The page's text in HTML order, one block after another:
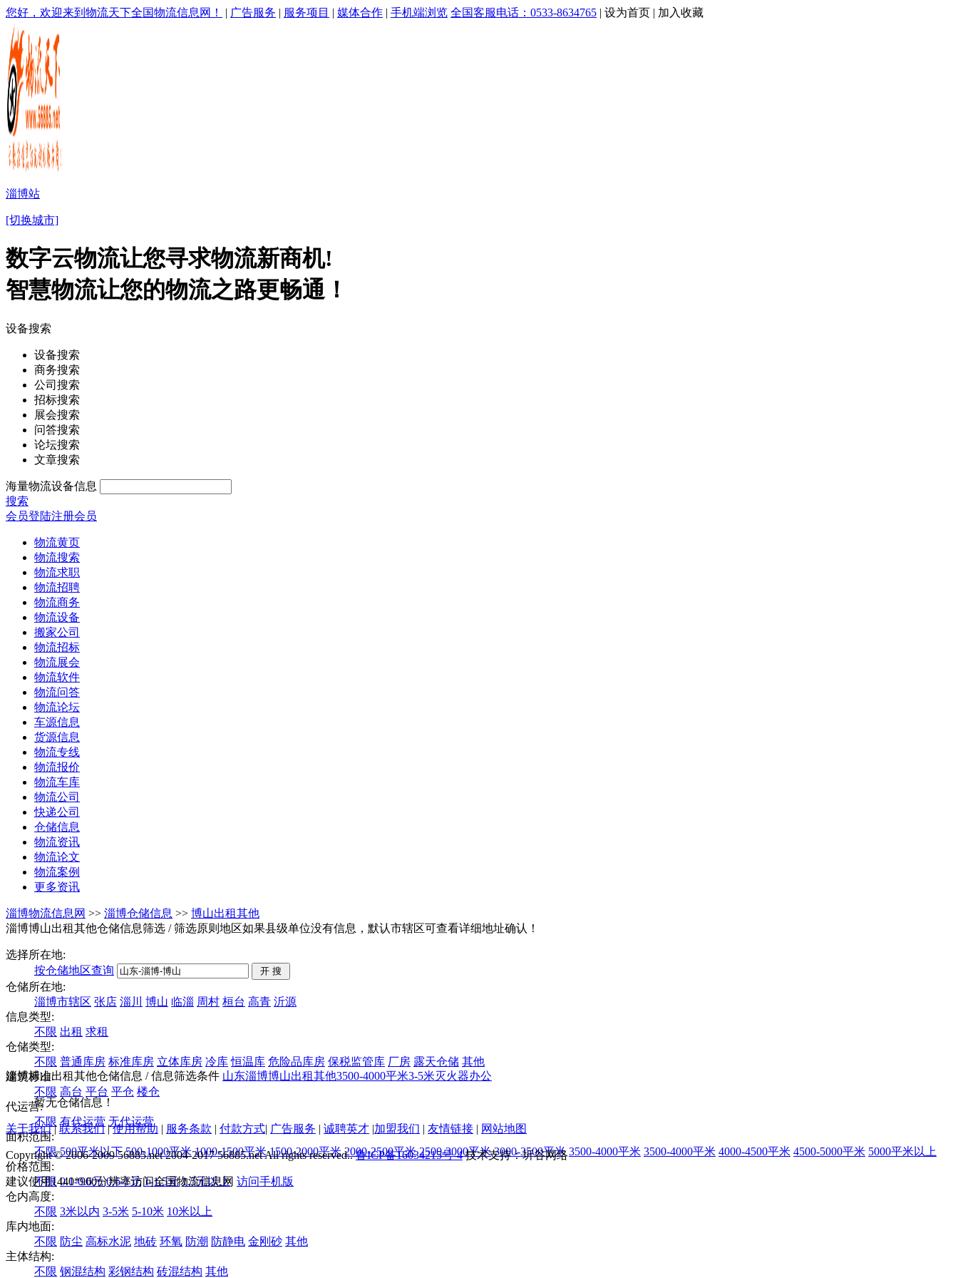
您好，欢迎来到物流天下全国物流信息网！ | 广告服务 | 服务项目 | 媒体合作 | 手机端浏览 全国客服电话：0533-8634765 | 设为首页 | 加入收藏
淄博站
[切换城市]
数字云物流让您寻求物流新商机!
智慧物流让您的物流之路更畅通！
设备搜索
设备搜索
商务搜索
公司搜索
招标搜索
展会搜索
问答搜索
论坛搜索
文章搜索
海量物流设备信息
搜索
会员登陆注册会员
物流黄页
物流搜索
物流求职
物流招聘
物流商务
物流设备
搬家公司
物流招标
物流展会
物流软件
物流问答
物流论坛
车源信息
货源信息
物流专线
物流报价
物流车库
物流公司
快递公司
仓储信息
物流资讯
物流论文
物流案例
更多资讯
淄博物流信息网 >> 淄博仓储信息 >> 博山出租其他
淄博博山出租其他仓储信息筛选 / 筛选原则地区如果县级单位没有信息，默认市辖区可查看详细地址确认！
选择所在地:
按仓储地区查询
仓储所在地:
淄博市辖区 张店 淄川 博山 临淄 周村 桓台 高青 沂源
信息类型:
不限 出租 求租
仓储类型:
不限 普通库房 标准库房 立体库房 冷库 恒温库 危险品库房 保税监管库 厂房 露天仓储 其他
建筑标准:
不限 高台 平台 平仓 楼仓
代运营:
不限 有代运营 无代运营
面积范围:
不限 500平米以下 500-1000平米 1000-1500平米 1500-2000平米 2000-2500平米 2500-3000平米 3000-3500平米 3500-4000平米 3500-4000平米 4000-4500平米 4500-5000平米 5000平米以上
价格范围:
不限 0.1-0.6元 0.6-1元 1-1.5元 1.5元以上
仓内高度:
不限 3米以内 3-5米 5-10米 10米以上
库内地面:
不限 防尘 高标水泥 地砖 环氧 防潮 防静电 金刚砂 其他
主体结构:
不限 钢混结构 彩钢结构 砖混结构 其他
淄博博山出租其他仓储信息 / 信息筛选条件 山东淄博博山出租其他3500-4000平米3-5米灭火器办公
暂无仓储信息！
关于我们|联系我们|使用帮助 | 服务条款 | 付款方式| 广告服务 | 诚聘英才 |加盟我们 | 友情链接 | 网站地图
Copyright © 2006-2009 56885.net 2004-2017 56885.net All rights reserved..鲁ICP备16034215号-4技术支持：圻谷网络
建议使用1440*900分辨率访问全国物流信息网 访问手机版